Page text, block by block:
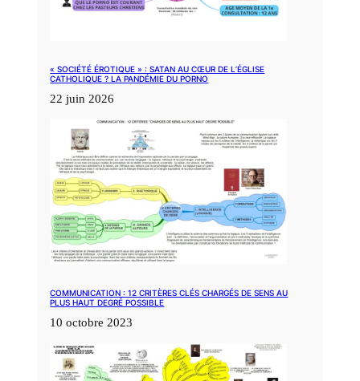
« SOCIÉTÉ ÉROTIQUE » : SATAN AU CŒUR DE L’ÉGLISE
CATHOLIQUE ? LA PANDÉMIE DU PORNO
22 juin 2026
COMMUNICATION : 12 CRITÈRES CLÉS CHARGÉS DE SENS AU
PLUS HAUT DEGRÉ POSSIBLE
10 octobre 2023